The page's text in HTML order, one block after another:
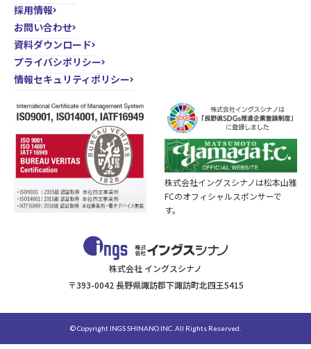
採用情報
お問い合わせ
資料ダウンロード
プライバシポリシー
情報セキュリティポリシー
株式会社イングスシナノは松本山雅
FCのオフィシャルスポンサーで
す。
株式会社 イングスシナノ
〒393-0042 長野県諏訪郡下諏訪町北四王5415
© Copyright INGS SHINANO INC. All Rights Reserved.